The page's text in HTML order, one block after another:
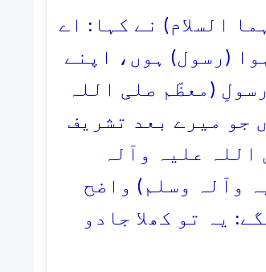
السلام) نے کہا: اے
(رسول) ہوں، اپنے
(معظّم صلی اللہ
جو میرے بعد تشریف
اللہ علیہ وآلہ
وآلہ وسلم) واضح
یہ تو کھلا جادو